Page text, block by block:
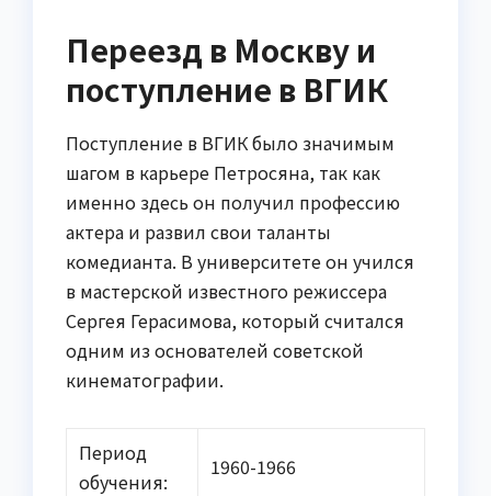
Переезд в Москву и
поступление в ВГИК
Поступление в ВГИК было значимым
шагом в карьере Петросяна, так как
именно здесь он получил профессию
актера и развил свои таланты
комедианта. В университете он учился
в мастерской известного режиссера
Сергея Герасимова, который считался
одним из основателей советской
кинематографии.
Период
обучения:
1960-1966